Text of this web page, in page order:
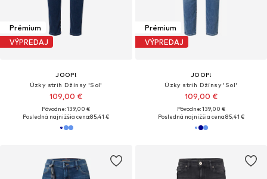
Prémium
VÝPREDAJ
JOOP!
Úzky strih Džínsy 'Sol'
109,00 €
Pôvodne: 139,00 €
Posledná najnižšia cena:85,41 €
Prémium
VÝPREDAJ
JOOP!
Úzky strih Džínsy 'Sol'
109,00 €
Pôvodne: 139,00 €
Posledná najnižšia cena:85,41 €